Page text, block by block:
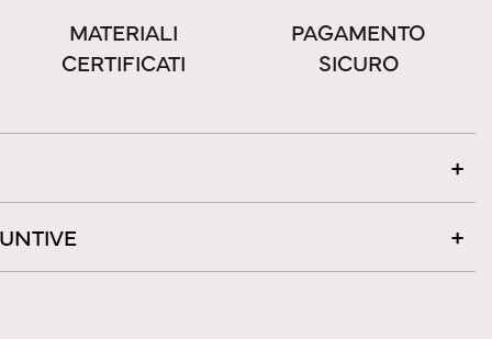
MATERIALI
CERTIFICATI
PAGAMENTO
SICURO